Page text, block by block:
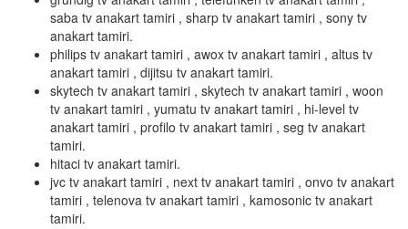
saba tv anakart tamiri , sharp tv anakart tamiri , sony tv
anakart tamiri.
philips tv anakart tamiri , awox tv anakart tamiri , altus tv
anakart tamiri , dijitsu tv anakart tamiri.
skytech tv anakart tamiri , skytech tv anakart tamiri , woon
tv anakart tamiri , yumatu tv anakart tamiri , hi-level tv
anakart tamiri , profilo tv anakart tamiri , seg tv anakart
tamiri.
hitaci tv anakart tamiri.
jvc tv anakart tamiri , next tv anakart tamiri , onvo tv anakart
tamiri , telenova tv anakart tamiri , kamosonic tv anakart
tamiri.